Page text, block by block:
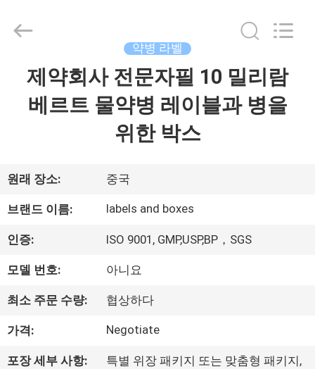
우
리
에
여
2017
Industry
약병 라벨
제약회사 전문자필 10 밀리람
베르트 물약병 레이블과 병을
위한 박스
원래 장소: 중국
브랜드 이름: labels and boxes
인증: ISO 9001, GMP,USP,BP，SGS
모델 번호: 아니요
최소 주문 수량: 협상하다
가격: Negotiate
포장 세부 사항:
특별 위장 패키지 또는 맞춤형 패키지,